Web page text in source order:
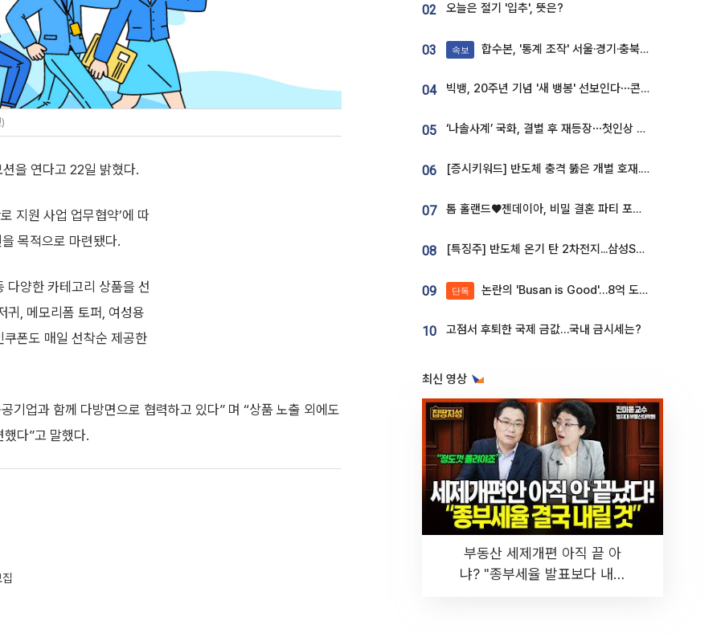
을 연다고 22일 밝혔다.
지원 사업 업무협약’에 따
목적으로 마련됐다.
다양한 카테고리 상품을 선
귀, 메모리폼 토퍼, 여성용
폰도 매일 선착순 제공한
기업과 함께 다방면으로 협력하고 있다” 며 “상품 노출 외에도
다”고 말했다.
02 오늘은 절기 '입추', 뜻은?
03 속보 합수본, '통계 조작' 서울·경기·충북 선관위 등 추가 압수수색
04 빅뱅, 20주년 기념 '새 뱅봉' 선보인다⋯콘서트 앞두고 팝업 개최
05 ‘나솔사계’ 국화, 결별 후 재등장⋯첫인상 투표 휩쓸고 ‘인기녀’ 등극
06 [증시키워드] 반도체 충격 뚫은 개별 호재...포스코퓨처엠·에코프로·한화솔루션 '눈길'
07 톰 홀랜드♥젠데이아, 비밀 결혼 파티 포착⋯호텔 대관비만 9억
08 [특징주] 반도체 온기 탄 2차전지...삼성SDI, 장 초반 7% 넘게 껑충
09 단독 논란의 'Busan is Good'…8억 도시브랜드, 용산 대통령실 CI 업체가 수행
10 고점서 후퇴한 국제 금값…국내 금시세는?
최신 영상
부동산 세제개편 아직 끝 아
냐? "종부세율 발표보다 내릴